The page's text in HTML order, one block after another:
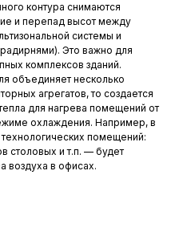
контура снимаются
и перепад высот между
системы и
Это важно для
комплексов зданий.
объединяет несколько
агрегатов, то создается
для нагрева помещений от
охлаждения. Например, в
помещений:
столовых и т.п. — будет
воздуха в офисах.